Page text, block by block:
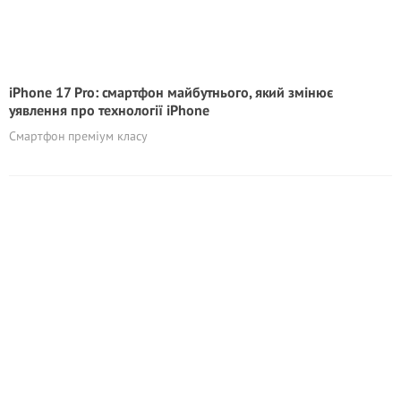
iPhone 17 Pro: смартфон майбутнього, який змінює
уявлення про технології iPhone
Смартфон преміум класу